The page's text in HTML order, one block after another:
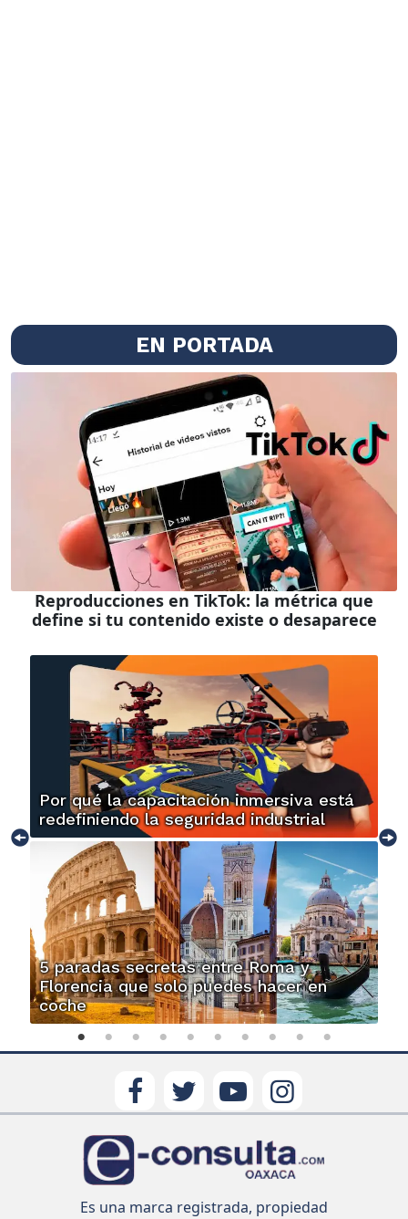
EN PORTADA
Reproducciones en TikTok: la métrica que
define si tu contenido existe o desaparece
Por qué la capacitación inmersiva está
redefiniendo la seguridad industrial
5 paradas secretas entre Roma y
Florencia que solo puedes hacer en
coche
Es una marca registrada, propiedad